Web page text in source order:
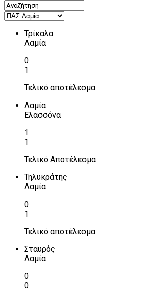
Τρίκαλα
Λαμία
0
1
Τελικό αποτέλεσμα
Λαμία
Ελασσόνα
1
1
Τελικό Αποτέλεσμα
Τηλυκράτης
Λαμία
0
1
Τελικό αποτέλεσμα
Σταυρός
Λαμία
0
0